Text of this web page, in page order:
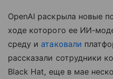
OpenAI раскрыла новые
ходе которого ее ИИ-
среду и атаковали
рассказали сотрудники
Black Hat, еще в мае